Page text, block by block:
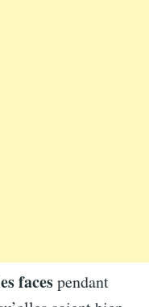
facespendant